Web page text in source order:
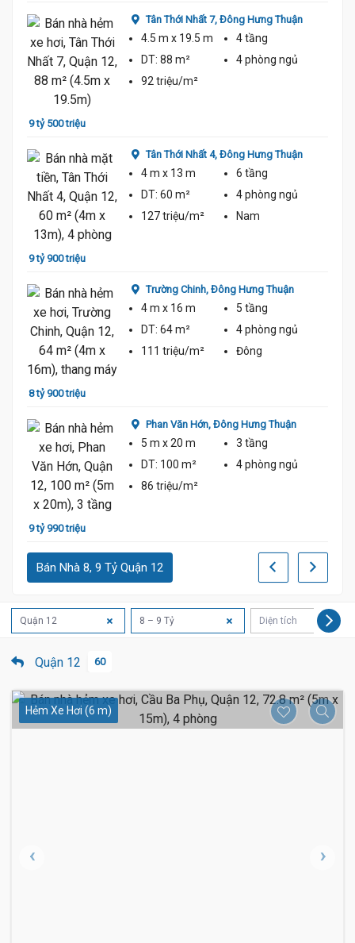
9 tỷ 500 triệu
Tân Thới Nhất 7, Đông Hưng Thuận
4.5 m x 19.5 m
4 tầng
DT: 88 m² 4 phòng ngủ
92 triệu/m²
9 tỷ 900 triệu
Tân Thới Nhất 4, Đông Hưng Thuận
4 m x 13 m
6 tầng
DT: 60 m² 4 phòng ngủ
127 triệu/m²
Nam
8 tỷ 900 triệu
Trường Chinh, Đông Hưng Thuận
4 m x 16 m
5 tầng
DT: 64 m² 4 phòng ngủ
111 triệu/m²
Đông
9 tỷ 990 triệu
Phan Văn Hớn, Đông Hưng Thuận
5 m x 20 m
3 tầng
DT: 100 m² 4 phòng ngủ
86 triệu/m²
Bán Nhà 8, 9 Tỷ Quận 12
Quận 12 8 – 9 Tỷ Diện tích
Quận 12 60
Hẻm Xe Hơi (6 m)